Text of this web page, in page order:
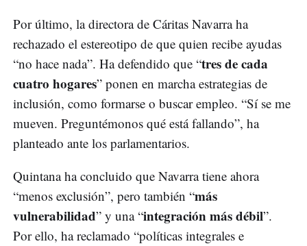
Por último, la directora de Cáritas Navarra ha
rechazado el estereotipo de que quien recibe ayudas
“no hace nada”. Ha defendido que “tres de cada
cuatro hogares” ponen en marcha estrategias de
inclusión, como formarse o buscar empleo. “Sí se me
mueven. Preguntémonos qué está fallando”, ha
planteado ante los parlamentarios.
Quintana ha concluido que Navarra tiene ahora
“menos exclusión”, pero también “más
vulnerabilidad” y una “integración más débil”.
Por ello, ha reclamado “políticas integrales e